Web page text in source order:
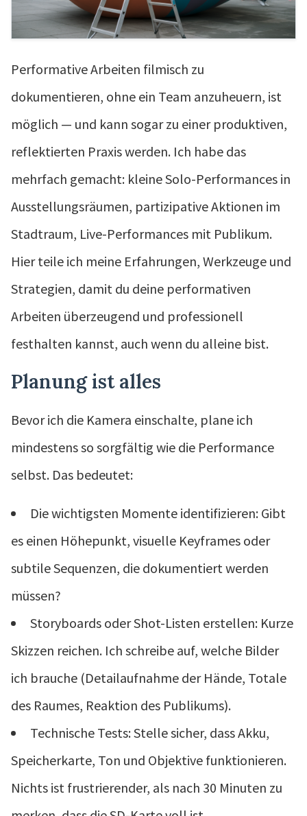
Performative Arbeiten filmisch zu
dokumentieren, ohne ein Team anzuheuern, ist
möglich — und kann sogar zu einer produktiven,
reflektierten Praxis werden. Ich habe das
mehrfach gemacht: kleine Solo-Performances in
Ausstellungsräumen, partizipative Aktionen im
Stadtraum, Live-Performances mit Publikum.
Hier teile ich meine Erfahrungen, Werkzeuge und
Strategien, damit du deine performativen
Arbeiten überzeugend und professionell
festhalten kannst, auch wenn du alleine bist.
Planung ist alles
Bevor ich die Kamera einschalte, plane ich
mindestens so sorgfältig wie die Performance
selbst. Das bedeutet:
Die wichtigsten Momente identifizieren: Gibt
es einen Höhepunkt, visuelle Keyframes oder
subtile Sequenzen, die dokumentiert werden
müssen?
Storyboards oder Shot-Listen erstellen: Kurze
Skizzen reichen. Ich schreibe auf, welche Bilder
ich brauche (Detailaufnahme der Hände, Totale
des Raumes, Reaktion des Publikums).
Technische Tests: Stelle sicher, dass Akku,
Speicherkarte, Ton und Objektive funktionieren.
Nichts ist frustrierender, als nach 30 Minuten zu